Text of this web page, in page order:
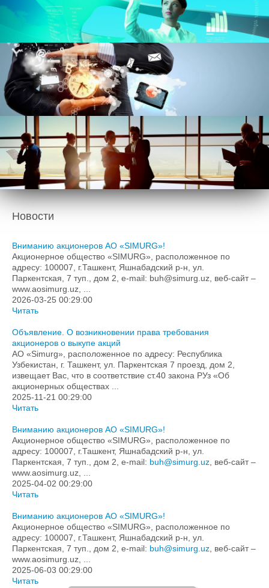
Существенные факты
Приобретение акций
Официально
Нормативно-правовая база
Сертификаты и лицензии
Устав
Утратившие силу акты
Архив
Инвестиционный портфель
Интерактивные услуги
Вопросы и ответы
Карта сайта
Подача обращений в гос.органы
Формы заявок
Контакты
Новости
Вниманию акционеров АО «SIMURG»!
Акционерное общество «SIMURG», расположенное по
адресу: 100007, г.Ташкент, Яшнабадский р-н, ул.
Паркентская, 7 туп., дом 2, e-mail: buh@simurg.uz, веб-сайт –
www.aosimurg.uz, ...
2026-03-25 00:29:00
Читать
Объявление. О возникновении права требования
акционеров о выкупе акций
АО «Simurg», расположенное по адресу: Республика
Узбекистан, г. Ташкент, ул. Паркентская 7 проезд, дом 2,
извещает Вас, что в соответствие ст.40 закона РУз «Об
акционерных обществах ...
2025-11-21 00:29:00
Читать
Вниманию акционеров АО «SIMURG»!
Акционерное общество «SIMURG», расположенное по
адресу: 100007, г.Ташкент, Яшнабадский р-н, ул.
Паркентская, 7 туп., дом 2, e-mail: buh@simurg.uz , веб-сайт –
www.aosimurg.uz, ...
2025-04-02 00:29:00
Читать
Вниманию акционеров АО «SIMURG»!
Акционерное общество «SIMURG», расположенное по
адресу: 100007, г.Ташкент, Яшнабадский р-н, ул.
Паркентская, 7 туп., дом 2, e-mail: buh@simurg.uz , веб-сайт –
www.aosimurg.uz, ...
2025-06-03 00:29:00
Читать